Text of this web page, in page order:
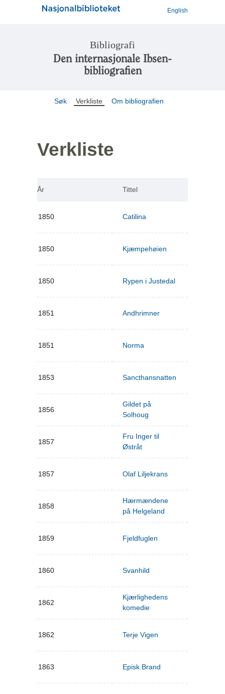
English
Bibliografi
Den internasjonale Ibsen-
bibliografien
Søk Verkliste Om bibliografien
Verkliste
År Tittel
1850 Catilina
1850 Kjæmpehøien
1850 Rypen i Justedal
1851 Andhrimner
1851 Norma
1853 Sancthansnatten
1856
Gildet på
Solhoug
1857
Fru Inger til
Østråt
1857 Olaf Liljekrans
1858
Hærmændene
på Helgeland
1859 Fjeldfuglen
1860 Svanhild
1862
Kjærlighedens
komedie
1862 Terje Vigen
1863 Episk Brand